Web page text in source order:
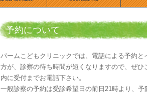
予約について
パームこどもクリニックでは、電話による予約
方が、診察の待ち時間が短くなりますので、ぜ
内に受付までお電話下さい。
一般診察の予約は受診希望日の前日21時より、